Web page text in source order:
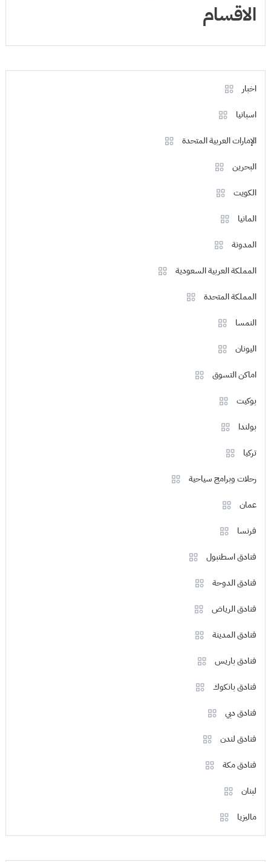
الاقسام
اخبار
اسبانيا
الإمارات العربية المتحدة
البحرين
الكويت
المانيا
المدونة
المملكة العربية السعودية
المملكة المتحدة
النمسا
اليونان
اماكن التسوق
بوكيت
بولندا
تركيا
رحلات وبرامج سياحية
عمان
فرنسا
فنادق اسطنبول
فنادق الدوحة
فنادق الرياض
فنادق المدينة
فنادق باريس
فنادق بانكوك
فنادق دبي
فنادق لندن
فنادق مكة
لبنان
ماليزيا